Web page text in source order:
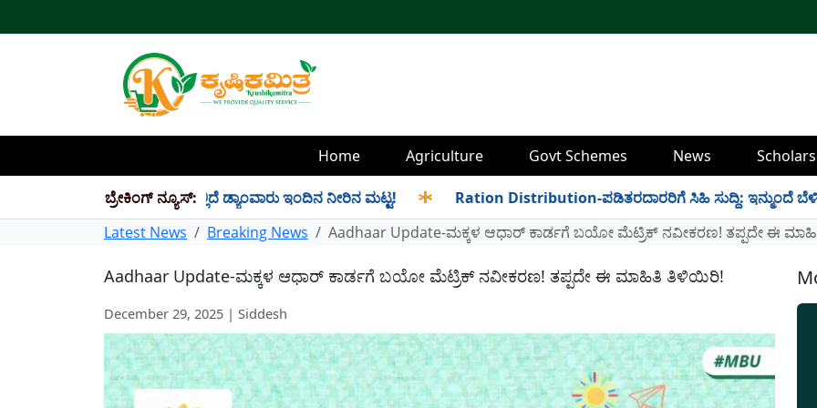
Home Agriculture Govt Schemes News
ಬ್ರೇಕಿಂಗ್ ನ್ಯೂಸ್:
ನೀರು ಸಂಗ್ರಹ! ಇಲ್ಲಿದೆ ಡ್ಯಾಂವಾರು ಇಂದಿನ ನೀರಿನ ಮಟ್ಟ! ✱ Ration Distribution-ಪಡಿತರದಾರರಿಗೆ ಸಿಹಿ ಸುದ್ದಿ: ಇನ್ಮುಂದೆ ಬೆಳಿಗ್ಗೆ 6
Latest News
Breaking News Aadhaar Update-ಮಕ್ಕಳ ಆಧಾರ್ ಕಾರ್ಡಗೆ ಬಯೋ ಮೆಟ್ರಿಕ್ ನವೀಕರಣ! ತಪ್ಪದೇ ಈ
Aadhaar Update-ಮಕ್ಕಳ ಆಧಾರ್ ಕಾರ್ಡಗೆ ಬಯೋ ಮೆಟ್ರಿಕ್ ನವೀಕರಣ! ತಪ್ಪದೇ ಈ ಮಾಹಿತಿ ತಿಳಿಯಿರಿ!
December 29, 2025 | Siddesh